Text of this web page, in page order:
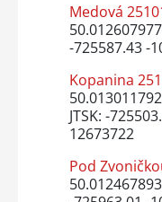
Medová
-725587.43 -
Kopanina
JTSK: -
12673722
Pod